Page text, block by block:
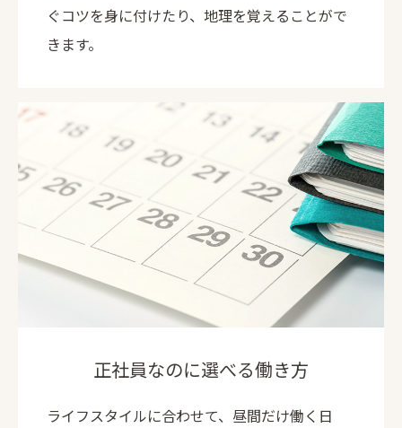
ぐコツを身に付けたり、地理を覚えることがで
きます。
正社員なのに選べる働き方
ライフスタイルに合わせて、昼間だけ働く日